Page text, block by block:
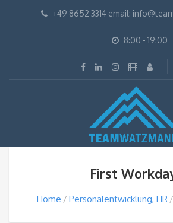
+49 8652 3314 email:
8:00 - 19:00
First
Home Personalentwicklung, HR